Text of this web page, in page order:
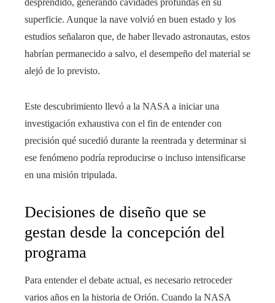
superficie. Aunque la nave volvió en buen estado y los
estudios señalaron que, de haber llevado astronautas, estos
habrían permanecido a salvo, el desempeño del material se
alejó de lo previsto.
Este descubrimiento llevó a la NASA a iniciar una
investigación exhaustiva con el fin de entender con
precisión qué sucedió durante la reentrada y determinar si
ese fenómeno podría reproducirse o incluso intensificarse
en una misión tripulada.
Decisiones de diseño que se
gestan desde la concepción del
programa
Para entender el debate actual, es necesario retroceder
varios años en la historia de Orión. Cuando la NASA